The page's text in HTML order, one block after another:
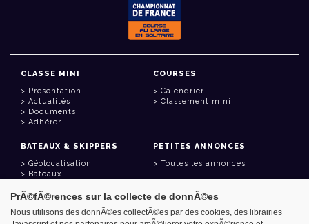
CLASSE MINI
Présentation
Actualités
Documents
Adhérer
COURSES
Calendrier
Classement mini
BATEAUX & SKIPPERS
Géolocalisation
Bateaux
PETITES ANNONCES
Toutes les annonces
LIENS UTILES
PrÃ©fÃ©rences sur la collecte de donnÃ©es
Nous utilisons des donnÃ©es collectÃ©es par des cookies, des librairies